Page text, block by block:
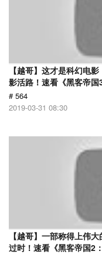
【越哥】这才是科幻电
影活路！速看《黑客帝国
# 564
2019-03-31 08:30
【越哥】一部称得上伟
过时！速看《黑客帝国2